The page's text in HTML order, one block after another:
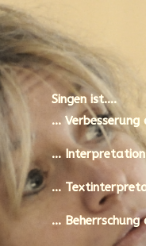
Singen ist….
… Verbesserung
… Interpretation
…
… Beherrschung